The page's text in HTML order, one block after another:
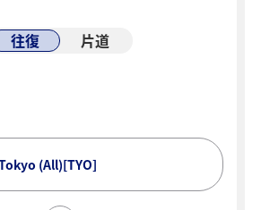
往復 片道
(All)[TYO]